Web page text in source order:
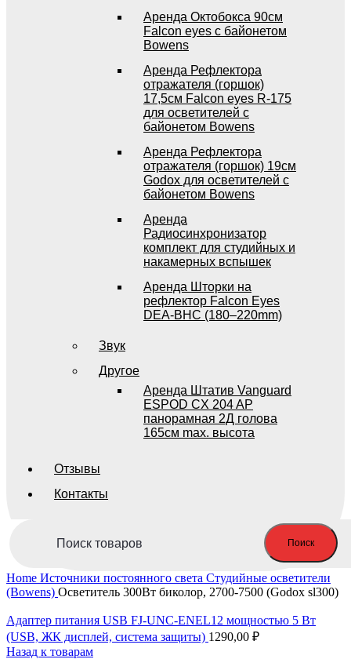
Аренда Октобокса 90см
Falcon eyes с байонетом
Bowens
Аренда Рефлектора
отражателя (горшок)
17,5см Falcon eyes R-175
для осветителей с
байонетом Bowens
Аренда Рефлектора
отражателя (горшок) 19см
Godox для осветителей с
байонетом Bowens
Аренда
Радиосинхронизатор
комплект для студийных и
накамерных вспышек
Аренда Шторки на
рефлектор Falcon Eyes
DEA-BHC (180–220mm)
Звук
Другое
Аренда Штатив Vanguard
ESPOD CX 204 AP
панорамная 2Д голова
165см max. высота
Отзывы
Контакты
Поиск
Home Источники постоянного света Студийные осветители
(Bowens) Осветитель 300Вт биколор, 2700-7500 (Godox sl300)
Адаптер питания USB FJ-UNC-ENEL12 мощностью 5 Вт
(USB, ЖК дисплей, система защиты) 1290,00 ₽
Назад к товарам